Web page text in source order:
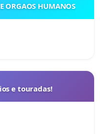
ORGAOS HUMANOS
e touradas!